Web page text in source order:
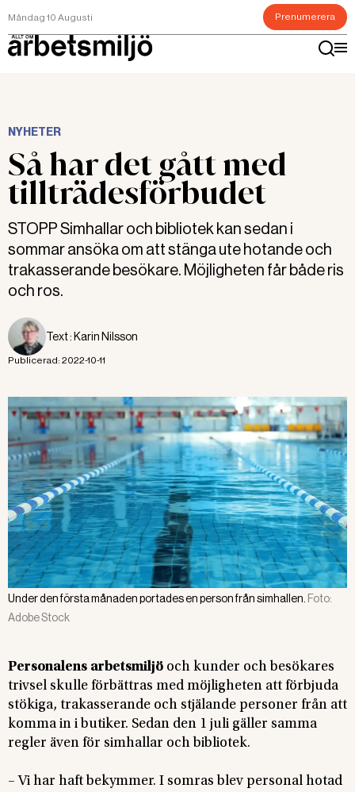
Måndag 10 Augusti Prenumerera
NYHETER
Så har det gått med
tillträdesförbudet
STOPP Simhallar och bibliotek kan sedan i
sommar ansöka om att stänga ute hotande och
trakasserande besökare. Möjligheten får både ris
och ros.
Text : Karin Nilsson
Publicerad: 2022-10-11
Under den första månaden portades en person från simhallen. Foto:
Adobe Stock
Personalens arbetsmiljö och kunder och besökares
trivsel skulle förbättras med möjligheten att förbjuda
stökiga, trakasserande och stjälande personer från att
komma in i butiker. Sedan den 1 juli gäller samma
regler även för simhallar och bibliotek.
– Vi har haft bekymmer. I somras blev personal hotad